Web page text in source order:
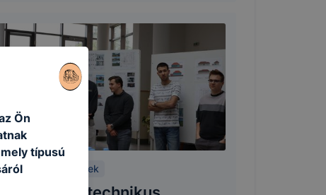
Egyéb rendezvények
Ön
típusú